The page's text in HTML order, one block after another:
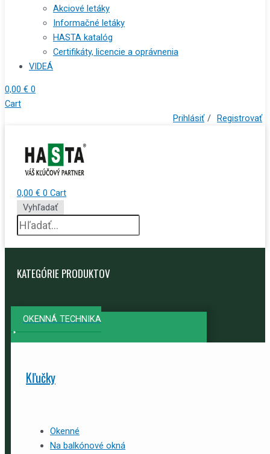
Akciové letáky
Informačné letáky
HASTA katalóg
Certifikáty, licencie a oprávnenia
VIDEÁ
0,00 € 0
Cart
Prihlásiť / Registrovať
0,00 € 0 Cart
Vyhľadať
KATEGÓRIE PRODUKTOV
OKENNÁ TECHNIKA
Kľučky
Okenné
Na balkónové okná